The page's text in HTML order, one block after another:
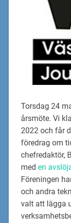
Torsdag 24
årsmöte. Vi
2022 och får
föredrag om
chefredaktör,
med en
Föreningen
och andra
valt att lägga